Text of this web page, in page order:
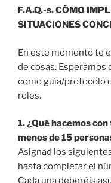
F.A.Q.-s. CÓMO
SITUACIONES
En este momento te
de cosas.
como guía/protocolo
roles.
1. ¿Qué hacemos
menos de 15
Asignad los
hasta completar el
Cada una deberéis